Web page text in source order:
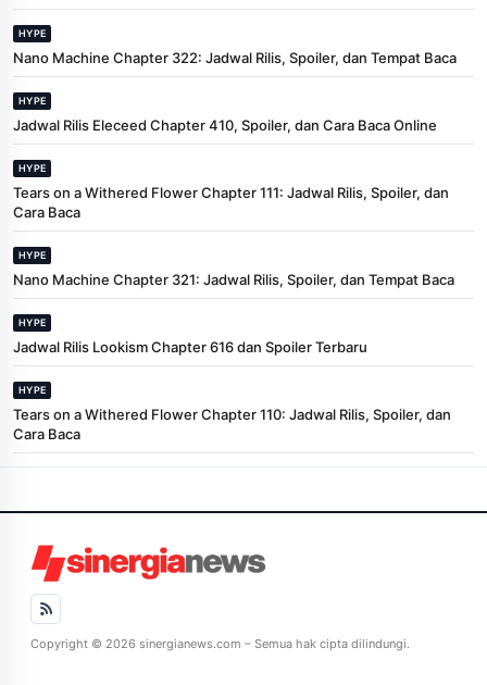
HYPE
Nano Machine Chapter 322: Jadwal Rilis, Spoiler, dan Tempat Baca
HYPE
Jadwal Rilis Eleceed Chapter 410, Spoiler, dan Cara Baca Online
HYPE
Tears on a Withered Flower Chapter 111: Jadwal Rilis, Spoiler, dan
Cara Baca
HYPE
Nano Machine Chapter 321: Jadwal Rilis, Spoiler, dan Tempat Baca
HYPE
Jadwal Rilis Lookism Chapter 616 dan Spoiler Terbaru
HYPE
Tears on a Withered Flower Chapter 110: Jadwal Rilis, Spoiler, dan
Cara Baca
Copyright © 2026 sinergianews.com – Semua hak cipta dilindungi.